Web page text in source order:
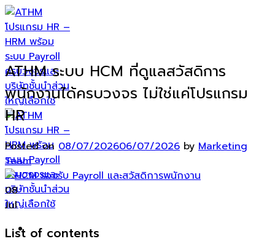
Skip
to
content
ATHM ระบบ HCM ที่ดูแลสวัสดิการ
พนักงานได้ครบวงจร ไม่ใช่แค่โปรแกรม
HR
Posted on 08/07/202606/07/2026 by Marketing
Team
08
Jul
List of contents